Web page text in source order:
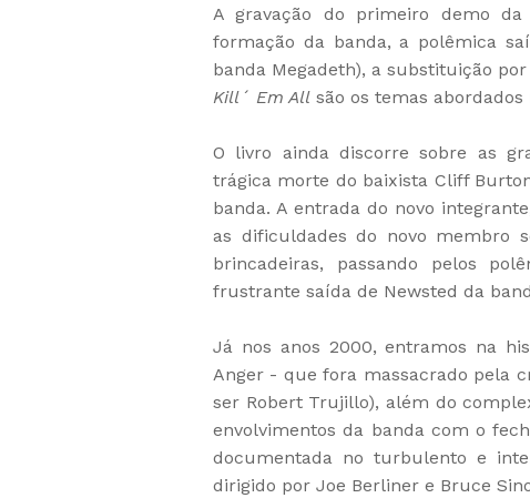
A gravação do primeiro demo
formação da banda, a polêmica
banda Megadeth), a substituição
Kill´ Em All são os temas
O livro ainda discorre sobre as
trágica morte do baixista Cliff
banda. A entrada do novo
as dificuldades do novo membro
brincadeiras, passando pelos
frustrante saída de Newsted da
Já nos anos 2000, entramos na
Anger - que fora massacrado pela
ser Robert Trujillo), além do
envolvimentos da banda com o
documentada no turbulento e
dirigido por Joe Berliner e Bruce